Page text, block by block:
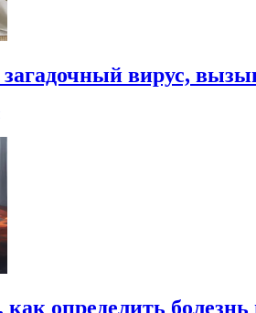
загадочный вирус,
как определить